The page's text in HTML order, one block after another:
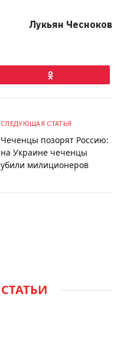
Лукьян Чесноков
Ok
СЛЕДУЮЩАЯ СТАТЬЯ
Чеченцы позорят Россию:
на Украине чеченцы
убили милиционеров
СТАТЬИ